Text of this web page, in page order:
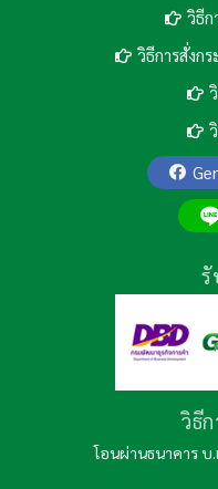
วิธีก
วิธีการสั่งก
รั
วิธี
โอนผ่านธนาคาร บ